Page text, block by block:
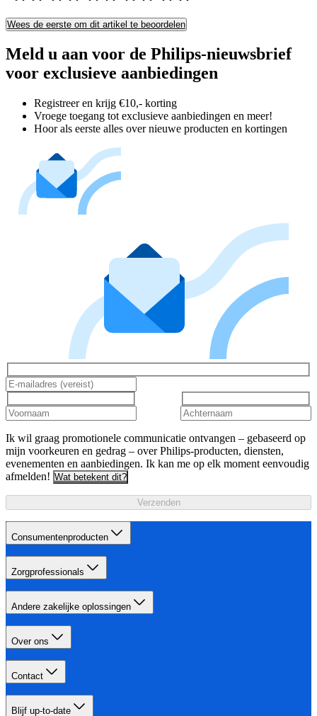
Wees de eerste om dit artikel te beoordelen
Meld u aan voor de Philips-nieuwsbrief
voor exclusieve aanbiedingen
Registreer en krijg €10,- korting
Vroege toegang tot exclusieve aanbiedingen en meer!
Hoor als eerste alles over nieuwe producten en kortingen
Ik wil graag promotionele communicatie ontvangen – gebaseerd op
mijn voorkeuren en gedrag – over Philips-producten, diensten,
evenementen en aanbiedingen. Ik kan me op elk moment eenvoudig
afmelden! Wat betekent dit?
Verzenden
Consumentenproducten
Zorgprofessionals
Andere zakelijke oplossingen
Over ons
Contact
Blijf up-to-date